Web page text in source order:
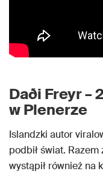
Daði Freyr –
w Plenerze
Islandzki autor
podbił świat.
wystąpił również na